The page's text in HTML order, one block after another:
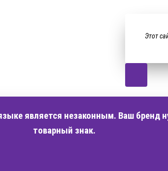
Этот
является незаконным. Ваш бренд
товарный знак.